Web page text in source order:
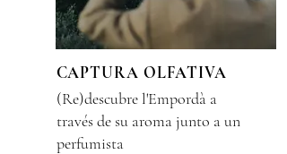
CAPTURA OLFATIVA
(Re)descubre l'Empordà a
través de su aroma junto a un
perfumista